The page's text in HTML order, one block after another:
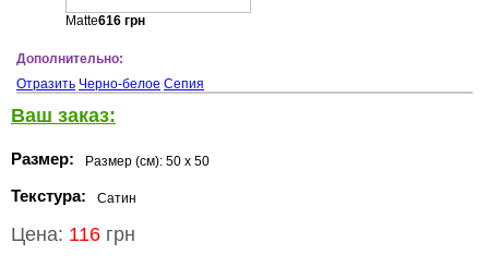
Matte616грн
Дополнительно:
Отразить Черно-белое Сепия
Ваш заказ:
Размер: Размер (см): 50 x 50
Текстура: Сатин
Цена: 116 грн